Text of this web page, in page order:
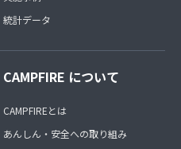
統計データ
CAMPFIRE について
CAMPFIREとは
あんしん・安全への取り組み